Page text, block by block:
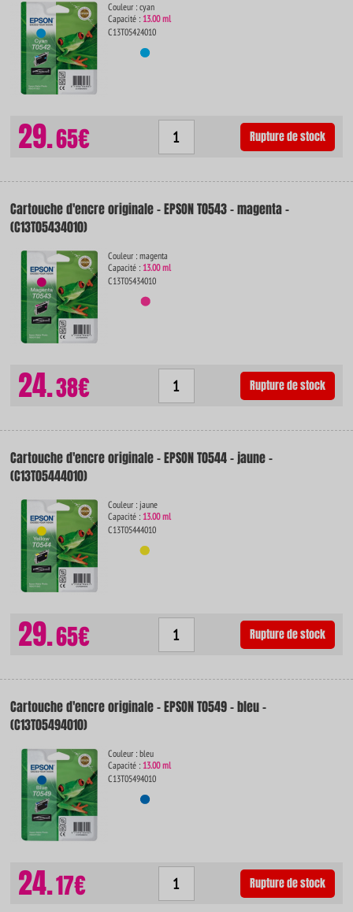
Couleur : cyan
Capacité : 13.00 ml
C13T05424010
29.65€ Rupture de stock
Cartouche d'encre originale - EPSON T0543 - magenta -
(C13T05434010)
Couleur : magenta
Capacité : 13.00 ml
C13T05434010
24.38€ Rupture de stock
Cartouche d'encre originale - EPSON T0544 - jaune -
(C13T05444010)
Couleur : jaune
Capacité : 13.00 ml
C13T05444010
29.65€ Rupture de stock
Cartouche d'encre originale - EPSON T0549 - bleu -
(C13T05494010)
Couleur : bleu
Capacité : 13.00 ml
C13T05494010
24.17€ Rupture de stock